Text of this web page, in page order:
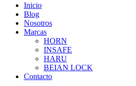
Inicio
Blog
Nosotros
Marcas
HORN
INSAFE
HARU
BEIAN LOCK
Contacto